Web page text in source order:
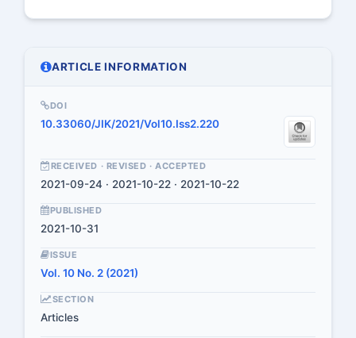
ARTICLE INFORMATION
DOI
10.33060/JIK/2021/Vol10.Iss2.220
RECEIVED · REVISED · ACCEPTED
2021-09-24 · 2021-10-22 · 2021-10-22
PUBLISHED
2021-10-31
ISSUE
Vol. 10 No. 2 (2021)
SECTION
Articles